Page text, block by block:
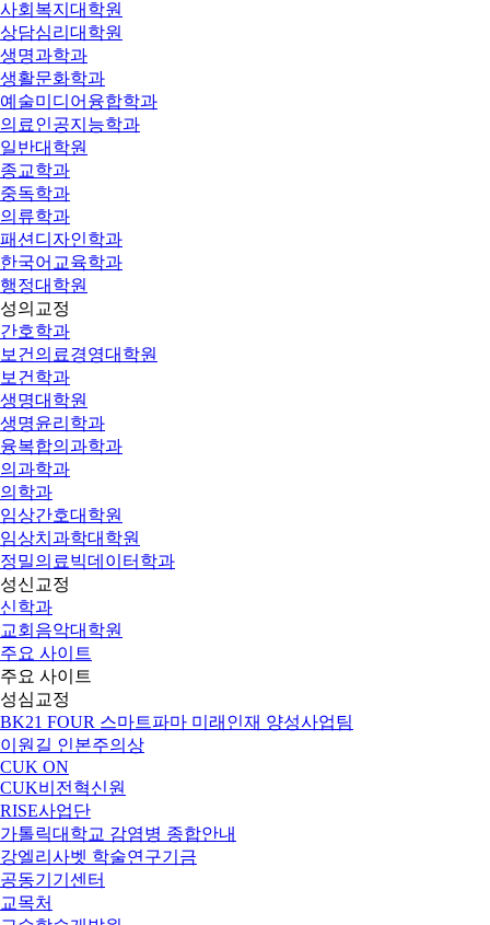
사회복지대학원
상담심리대학원
생명과학과
생활문화학과
예술미디어융합학과
의료인공지능학과
일반대학원
종교학과
중독학과
의류학과
패션디자인학과
한국어교육학과
행정대학원
성의교정
간호학과
보건의료경영대학원
보건학과
생명대학원
생명윤리학과
융복합의과학과
의과학과
의학과
임상간호대학원
임상치과학대학원
정밀의료빅데이터학과
성신교정
신학과
교회음악대학원
주요 사이트
주요 사이트
성심교정
BK21 FOUR 스마트파마 미래인재 양성사업팀
이원길 인본주의상
CUK ON
CUK비전혁신원
RISE사업단
가톨릭대학교 감염병 종합안내
강엘리사벳 학술연구기금
공동기기센터
교목처